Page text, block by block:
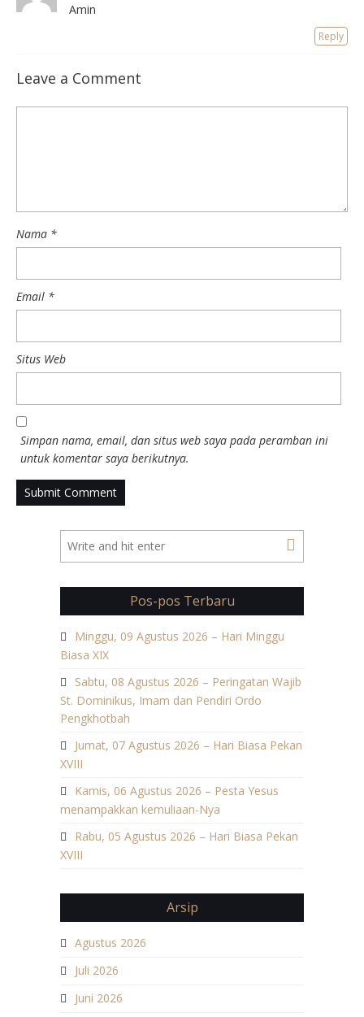
Amin
Reply
Leave a Comment
Nama *
Email *
Situs Web
Simpan nama, email, dan situs web saya pada peramban ini
untuk komentar saya berikutnya.
Pos-pos Terbaru
Minggu, 09 Agustus 2026 – Hari Minggu
Biasa XIX
Sabtu, 08 Agustus 2026 – Peringatan Wajib
St. Dominikus, Imam dan Pendiri Ordo
Pengkhotbah
Jumat, 07 Agustus 2026 – Hari Biasa Pekan
XVIII
Kamis, 06 Agustus 2026 – Pesta Yesus
menampakkan kemuliaan-Nya
Rabu, 05 Agustus 2026 – Hari Biasa Pekan
XVIII
Arsip
Agustus 2026
Juli 2026
Juni 2026